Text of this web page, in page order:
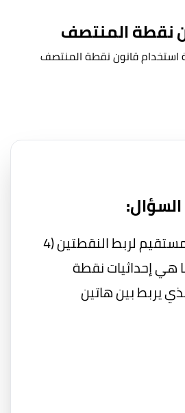
نقطة المنتصف
استخدام قانون نقطة المنتصف
السؤال:
إذا تم رسم خط مستقيم لربط النقطتين (4
، 6)، فما هي إحداثيات نقطة
يربط بين هاتين